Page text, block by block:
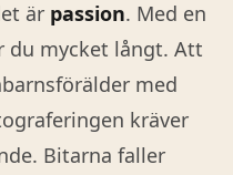
är passion. Med en
du mycket långt. Att
med
kräver
Bitarna faller